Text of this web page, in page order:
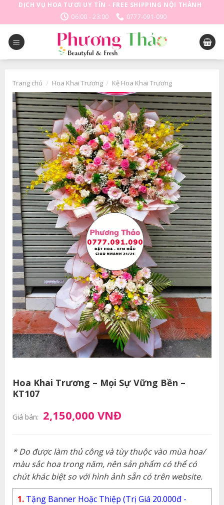
DỊCH VỤ HOA TƯƠI UY TÍN - FREE SHIPPING NỘI THÀNH
06:00 - 23:00
0777-091-090
Trang chủ / Hoa Khai Trương / Kệ Hoa Khai Trương
Hoa Khai Trương – Mọi Sự Vững Bền –
KT107
Giá bán: 2,150,000 VNĐ
* Do được làm thủ công và tùy thuộc vào mùa hoa/
màu sắc hoa trong năm, nên sản phẩm có thể có
chút khác biệt so với hình ảnh sẵn có trên website.
1. Tặng Banner Hoặc Thiệp (Trị Giá 20.000đ -